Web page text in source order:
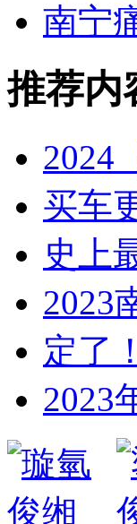
南宁
推荐内
2024
买车
史上
2023
定了
2023